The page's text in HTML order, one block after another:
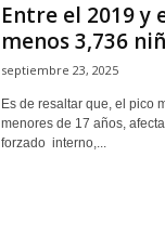
Entre el 2019 y
menos 3,736
septiembre 23, 2025
Es de resaltar que, el pico
menores de 17 años,
forzado interno,...